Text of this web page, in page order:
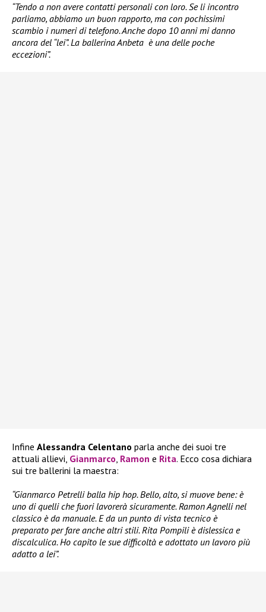
“Tendo a non avere contatti personali con loro. Se li incontro
parliamo, abbiamo un buon rapporto, ma con pochissimi
scambio i numeri di telefono. Anche dopo 10 anni mi danno
ancora del “lei”. La ballerina Anbeta è una delle poche
eccezioni”.
Infine Alessandra Celentano parla anche dei suoi tre
attuali allievi, Gianmarco, Ramon e Rita. Ecco cosa dichiara
sui tre ballerini la maestra:
“Gianmarco Petrelli balla hip hop. Bello, alto, si muove bene: è
uno di quelli che fuori lavorerà sicuramente. Ramon Agnelli nel
classico è da manuale. E da un punto di vista tecnico è
preparato per fare anche altri stili. Rita Pompili è dislessica e
discalculica. Ho capito le sue difficoltà e adottato un lavoro più
adatto a lei”.